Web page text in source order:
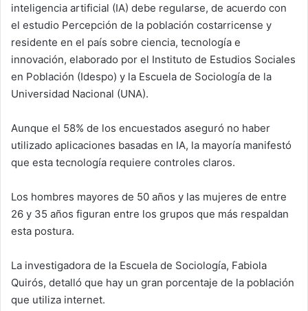
inteligencia artificial (IA) debe regularse, de acuerdo con
el estudio Percepción de la población costarricense y
residente en el país sobre ciencia, tecnología e
innovación, elaborado por el Instituto de Estudios Sociales
en Población (Idespo) y la Escuela de Sociología de la
Universidad Nacional (UNA).
Aunque el 58% de los encuestados aseguró no haber
utilizado aplicaciones basadas en IA, la mayoría manifestó
que esta tecnología requiere controles claros.
Los hombres mayores de 50 años y las mujeres de entre
26 y 35 años figuran entre los grupos que más respaldan
esta postura.
La investigadora de la Escuela de Sociología, Fabiola
Quirós, detalló que hay un gran porcentaje de la población
que utiliza internet.